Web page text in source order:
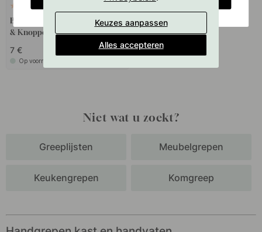
Boorsjabloon voor handgrepen
& Knoppen
7 €
Op voorraad
Niet wat u zoekt?
Greeplijsten Meubelgrepen
Keukengrepen Komgreep
Keuzes aanpassen
Alles accepteren